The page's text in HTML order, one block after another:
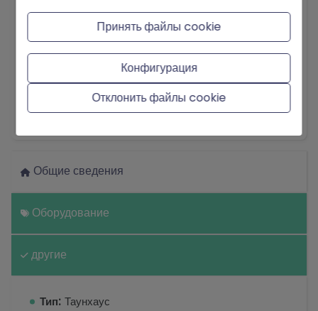
Ванная комната, душевая комната, Сад, Терраса,
Порт автомобилей, парковка, Общий бассеин,
встроенные шкафы, хороший арендный потенциал,
двойное остекление, хорошая подъездная дорога,
без мебели, Сад & бассейн просмотров, вид на
горы, жилой район, современные, вид на
загородную местность, кухня открытой планировки,
Показать больше
Общие сведения
Оборудование
другие
Тип: Таунхаус
Принять файлы cookie
Конфигурация
Отклонить файлы cookie